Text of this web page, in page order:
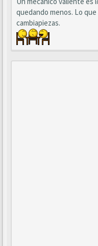
quedando menos. Lo
cambiapiezas.